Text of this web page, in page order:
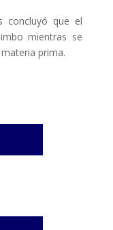
concluyó que el
mientras se
prima.